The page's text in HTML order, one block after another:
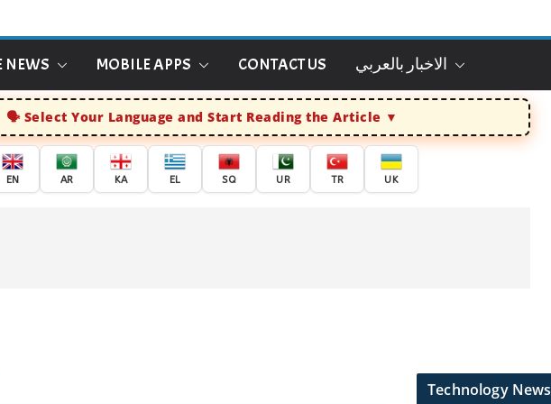
NEWS MOBILE APPS CONTACT US الاخبار بالعربي
Select Your Language and Start Reading the Article
EN AR KA EL SQ UR TR UK
Technology News